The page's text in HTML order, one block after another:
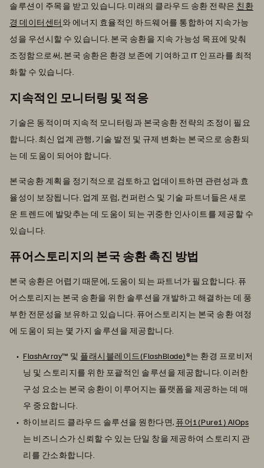
솔루션이 주목을 받고 있습니다. 미래의 클라우드 송환 전략은 친환
경 데이터센터 와 에너지 효율적인 하드웨어를 통합하여 지속가능
성을 우선시할 수 있습니다. 본국 송환을 지속 가능성 목표에 맞춰
조정함으로써, 본국 송환은 환경 보존에 기여하고 IT 인프라를 최적
화할 수 있습니다.
지속적인 모니터링 및 적응
기술은 동적이며 지속적 모니터링과 본국송환 전략의 조정이 필요
합니다. 최신 업계 관행, 기술 발전 및 규제 변화는 본국으로 송환되
는 데 도움이 되어야 합니다.
본국송환 계획을 정기적으로 검토하고 업데이트하면 관련성과 효
율성이 보장됩니다. 업계 포럼, 컨퍼런스 및 기술 파트너들은 새로
운 트렌드에 발맞추는 데 도움이 되는 귀중한 인사이트를 제공할 수
있습니다.
퓨어스토리지의 본국 송환 촉진 방법
본국 송환은 어렵기 때문에, 도움이 되는 파트너가 필요합니다. 퓨
어스토리지는 본국 송환을 위한 솔루션을 개발하고 해결하는 데 풍
부한 전문성을 보유하고 있습니다. 퓨어스토리지는 본국 송환 여정
에 도움이 되는 몇 가지 솔루션을 제공합니다.
FlashArray™ 및 플래시블레이드(FlashBlade)®는 환경 프로비저
닝 및 스토리지를 위한 포괄적인 솔루션을 제공합니다. 이러한
구성 요소는 본국 송환이 이루어지는 플랫폼을 제공하는 데 매
우 중요합니다.
하이브리드 클라우드 솔루션을 원한다면, 퓨어1(Pure1) AIOps
는 비즈니스가 신뢰할 수 있는 단일 창을 제공하여 스토리지 관
리를 간소화합니다.